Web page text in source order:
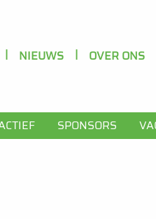
NIEUWS OVER ONS
SPONSORS